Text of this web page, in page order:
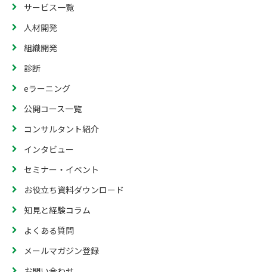
サービス一覧
人材開発
組織開発
診断
eラーニング
公開コース一覧
コンサルタント紹介
インタビュー
セミナー・イベント
お役立ち資料ダウンロード
知見と経験コラム
よくある質問
メールマガジン登録